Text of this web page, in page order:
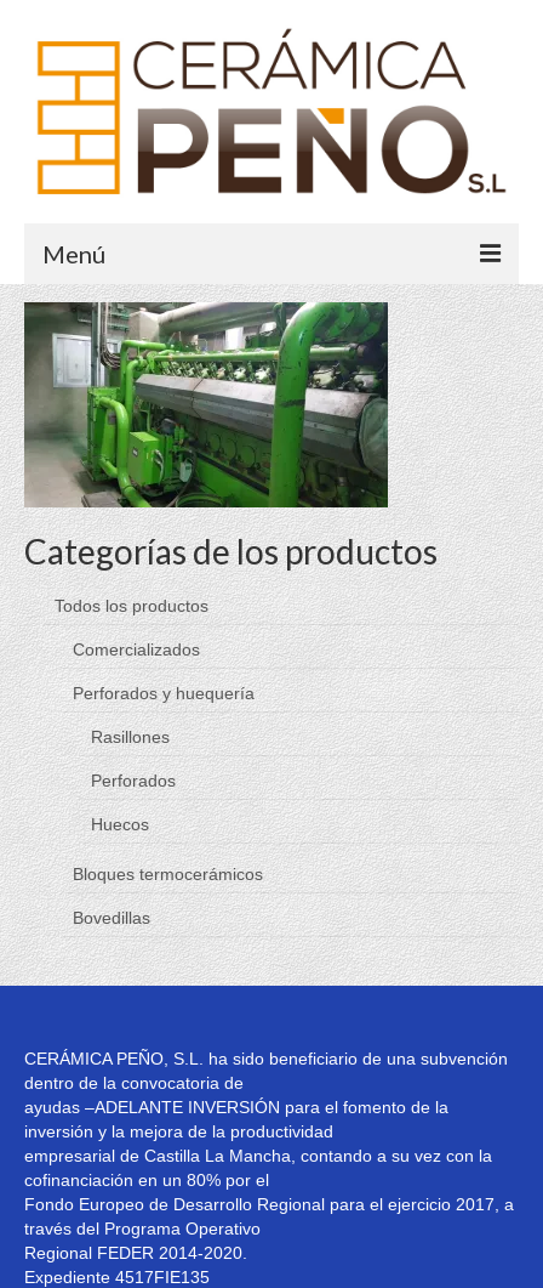
Menú
Inicio
Historia
Sistema Crece
Galería
Contacto
Productos
Bloques termocerámicos
Bovedillas
Perforados y huequería
Rasillones
Perforados
Huecos
Comercializados
Objetos BIM
Blog
Noticias
Categorías de los productos
Todos los productos
Comercializados
Perforados y huequería
Rasillones
Perforados
Huecos
Bloques termocerámicos
Bovedillas
CERÁMICA PEÑO, S.L. ha sido beneficiario de una subvención
dentro de la convocatoria de
ayudas –ADELANTE INVERSIÓN para el fomento de la
inversión y la mejora de la productividad
empresarial de Castilla La Mancha, contando a su vez con la
cofinanciación en un 80% por el
Fondo Europeo de Desarrollo Regional para el ejercicio 2017, a
través del Programa Operativo
Regional FEDER 2014-2020.
Expediente 4517FIE135